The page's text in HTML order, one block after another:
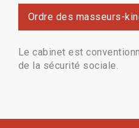
Ordre des masseurs-
Le cabinet est
de la sécurité sociale.